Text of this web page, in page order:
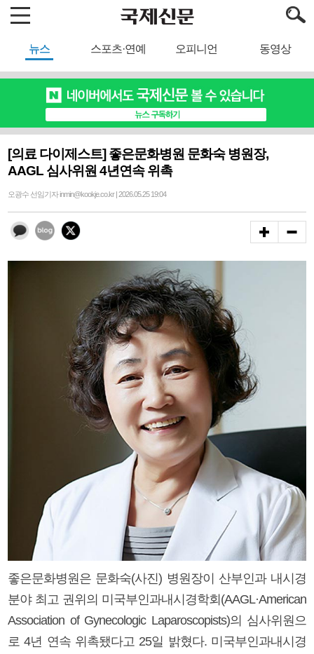
뉴스 스포츠·연예 오피니언 동영상
[의료 다이제스트] 좋은문화병원 문화숙 병원장,
AAGL 심사위원 4년연속 위촉
오광수 선임기자 inmin@kookje.co.kr | 2026.05.25 19:04
좋은문화병원은 문화숙(사진) 병원장이 산부인과 내시경
분야 최고 권위의 미국부인과내시경학회(AAGL·American
Association of Gynecologic Laparoscopists)의 심사위원으
로 4년 연속 위촉됐다고 25일 밝혔다. 미국부인과내시경